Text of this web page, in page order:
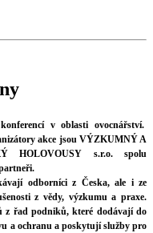
v oblasti ovocnářství.
akce jsou VÝZKUMNÝ A
HOLOVOUSY s.r.o. spolu
odborníci z Česka, ale i ze
z vědy, výzkumu a praxe.
z řad podniků, které dodávají do
a ochranu a poskytují služby pro